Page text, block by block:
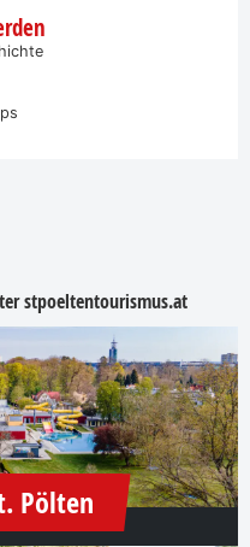
stpoeltentourismus.at
Pölten